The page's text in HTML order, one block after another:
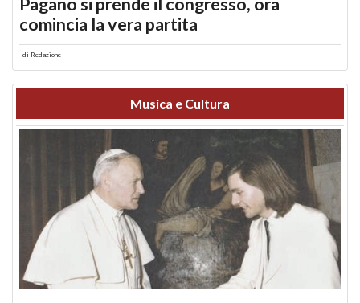
comincia la vera partita
di Redazione
Musica e Cultura